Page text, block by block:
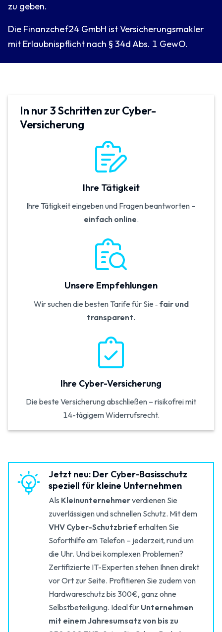
zu geben.
Die Finanzchef24 GmbH ist Versicherungsmakler
mit Erlaubnispflicht nach § 34d Abs. 1 GewO.
In nur 3 Schritten zur Cyber-
Versicherung
Ihre Tätigkeit
Ihre Tätigkeit eingeben und Fragen beantworten –
einfach online.
Unsere Empfehlungen
Wir suchen die besten Tarife für Sie ‑ fair und
transparent.
Ihre Cyber-Versicherung
Die beste Versicherung abschließen – risikofrei mit
14-tägigem Widerrufsrecht.
Jetzt neu: Der Cyber-Basisschutz
speziell für kleine Unternehmen
Als Kleinunternehmerverdienen Sie
zuverlässigen und schnellen Schutz. Mit dem
VHV Cyber-Schutzbrieferhalten Sie
Soforthilfe am Telefon – jederzeit, rund um
die Uhr. Und bei komplexen Problemen?
Zertifizierte IT-Experten stehen Ihnen direkt
vor Ort zur Seite. Profitieren Sie zudem von
Hardwareschutz bis 300€, ganz ohne
Selbstbeteiligung. Ideal für Unternehmen
mit einem Jahresumsatz von bis zu